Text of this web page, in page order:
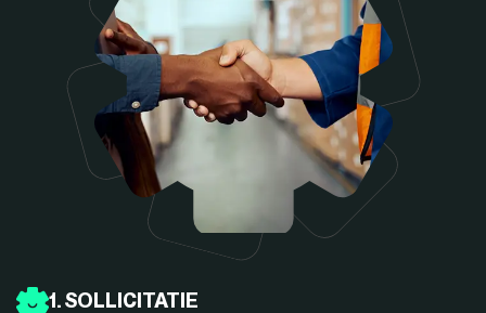
1. SOLLICITATIE